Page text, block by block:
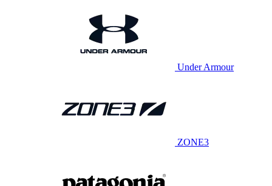
Under Armour
ZONE3